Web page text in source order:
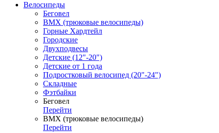
Велосипеды
Беговел
ВМХ (трюковые велосипеды)
Горные Хардтейл
Городские
Двухподвесы
Детские (12"-20")
Детские от 1 года
Подростковый велосипед (20"-24")
Складные
Фэтбайки
Беговел
Перейти
ВМХ (трюковые велосипеды)
Перейти